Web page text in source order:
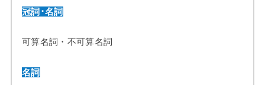
冠詞･名詞
可算名詞・不可算名詞
名詞